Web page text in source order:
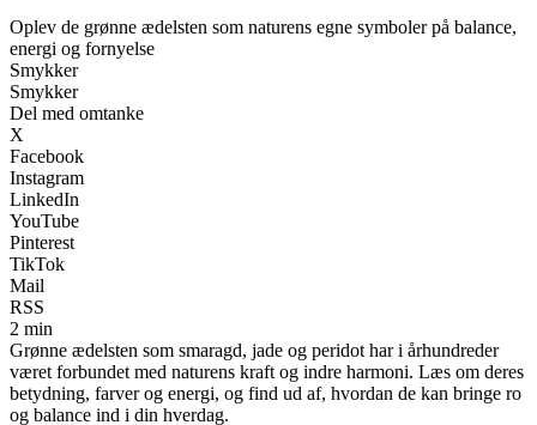
Oplev de grønne ædelsten som naturens egne symboler på balance,
energi og fornyelse
Smykker
Smykker
Del med omtanke
X
Facebook
Instagram
LinkedIn
YouTube
Pinterest
TikTok
Mail
RSS
2 min
Grønne ædelsten som smaragd, jade og peridot har i århundreder
været forbundet med naturens kraft og indre harmoni. Læs om deres
betydning, farver og energi, og find ud af, hvordan de kan bringe ro
og balance ind i din hverdag.